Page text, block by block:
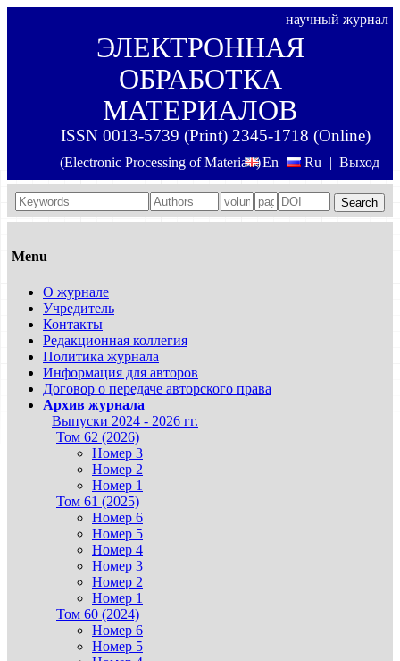
научный журнал
ЭЛЕКТРОННАЯ
ОБРАБОТКА
МАТЕРИАЛОВ
ISSN 0013-5739 (Print) 2345-1718 (Online)
(Electronic Processing of Materials) Выход
En Ru |
Search
Menu
О журнале
Учредитель
Контакты
Редакционная коллегия
Политика журнала
Информация для авторов
Договор о передаче авторского права
Архив журнала
Выпуски 2024 - 2026 гг.
Том 62 (2026)
Номер 3
Номер 2
Номер 1
Том 61 (2025)
Номер 6
Номер 5
Номер 4
Номер 3
Номер 2
Номер 1
Том 60 (2024)
Номер 6
Номер 5